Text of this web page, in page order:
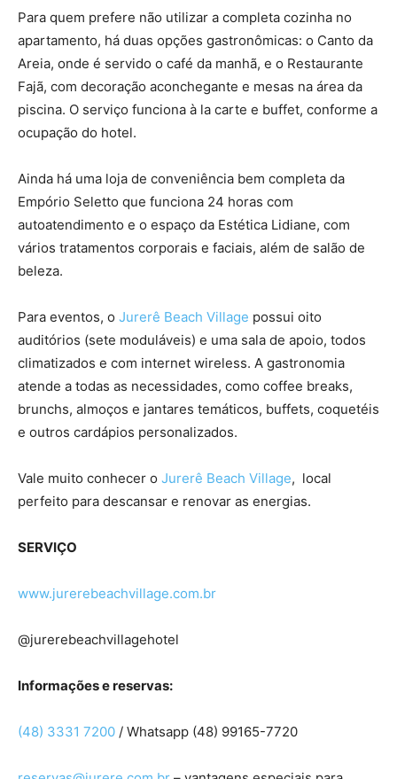
Para quem prefere não utilizar a completa cozinha no
apartamento, há duas opções gastronômicas: o Canto da
Areia, onde é servido o café da manhã, e o Restaurante
Fajã, com decoração aconchegante e mesas na área da
piscina. O serviço funciona à la carte e buffet, conforme a
ocupação do hotel.
Ainda há uma loja de conveniência bem completa da
Empório Seletto que funciona 24 horas com
autoatendimento e o espaço da Estética Lidiane, com
vários tratamentos corporais e faciais, além de salão de
beleza.
Para eventos, o Jurerê Beach Village possui oito
auditórios (sete moduláveis) e uma sala de apoio, todos
climatizados e com internet wireless. A gastronomia
atende a todas as necessidades, como coffee breaks,
brunchs, almoços e jantares temáticos, buffets, coquetéis
e outros cardápios personalizados.
Vale muito conhecer o Jurerê Beach Village, local
perfeito para descansar e renovar as energias.
SERVIÇO
www.jurerebeachvillage.com.br
@jurerebeachvillagehotel
Informações e reservas:
(48) 3331 7200 / Whatsapp (48) 99165-7720